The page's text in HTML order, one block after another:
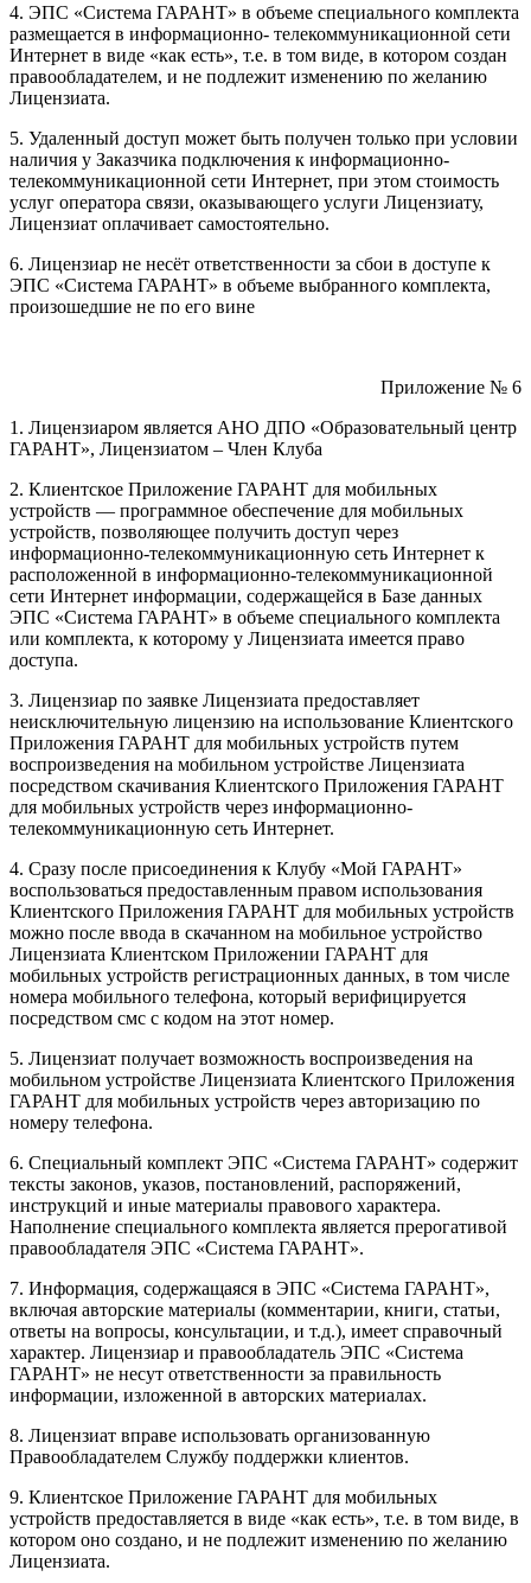
4. ЭПС «Система ГАРАНТ» в объеме специального комплекта
размещается в информационно- телекоммуникационной сети
Интернет в виде «как есть», т.е. в том виде, в котором создан
правообладателем, и не подлежит изменению по желанию
Лицензиата.
5. Удаленный доступ может быть получен только при условии
наличия у Заказчика подключения к информационно-
телекоммуникационной сети Интернет, при этом стоимость
услуг оператора связи, оказывающего услуги Лицензиату,
Лицензиат оплачивает самостоятельно.
6. Лицензиар не несёт ответственности за сбои в доступе к
ЭПС «Система ГАРАНТ» в объеме выбранного комплекта,
произошедшие не по его вине
Приложение № 6
1. Лицензиаром является АНО ДПО «Образовательный центр
ГАРАНТ», Лицензиатом – Член Клуба
2. Клиентское Приложение ГАРАНТ для мобильных
устройств — программное обеспечение для мобильных
устройств, позволяющее получить доступ через
информационно-телекоммуникационную сеть Интернет к
расположенной в информационно-телекоммуникационной
сети Интернет информации, содержащейся в Базе данных
ЭПС «Система ГАРАНТ» в объеме специального комплекта
или комплекта, к которому у Лицензиата имеется право
доступа.
3. Лицензиар по заявке Лицензиата предоставляет
неисключительную лицензию на использование Клиентского
Приложения ГАРАНТ для мобильных устройств путем
воспроизведения на мобильном устройстве Лицензиата
посредством скачивания Клиентского Приложения ГАРАНТ
для мобильных устройств через информационно-
телекоммуникационную сеть Интернет.
4. Сразу после присоединения к Клубу «Мой ГАРАНТ»
воспользоваться предоставленным правом использования
Клиентского Приложения ГАРАНТ для мобильных устройств
можно после ввода в скачанном на мобильное устройство
Лицензиата Клиентском Приложении ГАРАНТ для
мобильных устройств регистрационных данных, в том числе
номера мобильного телефона, который верифицируется
посредством смс с кодом на этот номер.
5. Лицензиат получает возможность воспроизведения на
мобильном устройстве Лицензиата Клиентского Приложения
ГАРАНТ для мобильных устройств через авторизацию по
номеру телефона.
6. Специальный комплект ЭПС «Система ГАРАНТ» содержит
тексты законов, указов, постановлений, распоряжений,
инструкций и иные материалы правового характера.
Наполнение специального комплекта является прерогативой
правообладателя ЭПС «Система ГАРАНТ».
7. Информация, содержащаяся в ЭПС «Система ГАРАНТ»,
включая авторские материалы (комментарии, книги, статьи,
ответы на вопросы, консультации, и т.д.), имеет справочный
характер. Лицензиар и правообладатель ЭПС «Система
ГАРАНТ» не несут ответственности за правильность
информации, изложенной в авторских материалах.
8. Лицензиат вправе использовать организованную
Правообладателем Службу поддержки клиентов.
9. Клиентское Приложение ГАРАНТ для мобильных
устройств предоставляется в виде «как есть», т.е. в том виде, в
котором оно создано, и не подлежит изменению по желанию
Лицензиата.